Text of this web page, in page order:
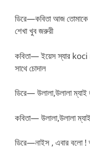
ডিরে—কবিতা আজ তোমাকে
শেখা খুব জরুরী
কবিতা— ইয়েস স্যার koci
সাথে চোদাল
ডিরে— উলালা,উলালা
কবিতা— উলালা,উলালা
ডিরে—নাইস , এবার বলো